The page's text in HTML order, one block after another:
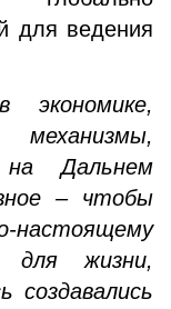
для ведения
Дальнем
– чтобы
для жизни,
создавались